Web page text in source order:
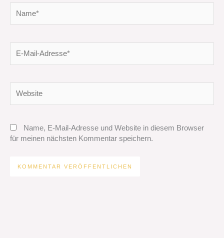
Mail-
Name, E-Mail-Adresse und Website in diesem Browser
für meinen nächsten Kommentar speichern.